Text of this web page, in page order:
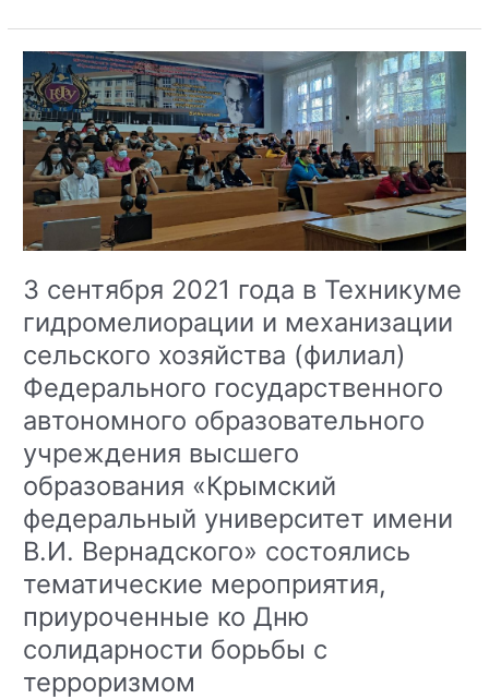
заседания
Совета
по
гражданско-
патриотическому
воспитанию
Крымского
федерального
университета
проанализирован
о
роли
образовательного
аспекта
в
противодействии
глобальной
террористической
угрозе
3 сентября 2021 года в Техникуме
гидромелиорации и механизации
сельского хозяйства (филиал)
Федерального государственного
автономного образовательного
учреждения высшего
образования «Крымский
федеральный университет имени
В.И. Вернадского» состоялись
тематические мероприятия,
приуроченные ко Дню
солидарности борьбы с
терроризмом